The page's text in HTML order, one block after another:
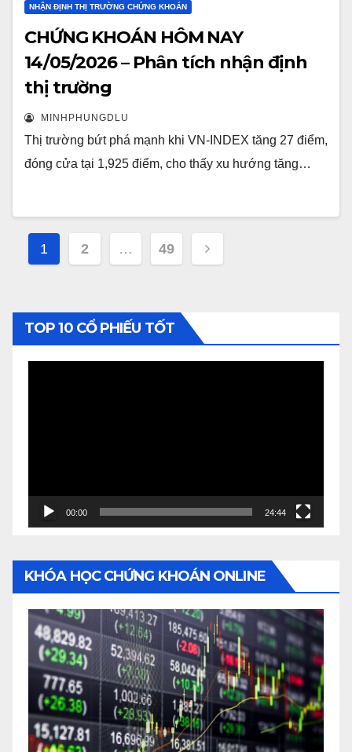
NHẬN ĐỊNH THỊ TRƯỜNG CHỨNG KHOÁN
CHỨNG KHOÁN HÔM NAY
14/05/2026 – Phân tích nhận định
thị trường
MINHPHUNGDLU
Thị trường bứt phá mạnh khi VN-INDEX tăng 27 điểm,
đóng cửa tại 1,925 điểm, cho thấy xu hướng tăng…
Posts
1 2 … 49
TOP 10 CỔ PHIẾU TỐT
00:00 24:44
KHÓA HỌC CHỨNG KHOÁN ONLINE